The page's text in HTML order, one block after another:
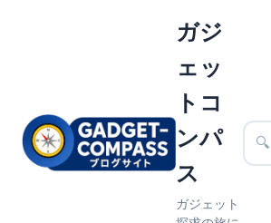
ガジ
ェッ
トコ
ンパ
ス
ガジェット
🔍